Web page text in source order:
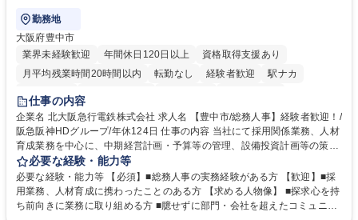
勤務地
大阪府豊中市
業界未経験歓迎
年間休日120日以上
資格取得支援あり
月平均残業時間20時間以内
転勤なし 経験者歓迎
駅ナカ
退職金あり
土日祝休み
服装自由 昼食補助あり 食事補助あり
仕事の内容
企業名 北大阪急行電鉄株式会社 求人名 【豊中市/総務人事】経験者歓迎！/
阪急阪神HDグループ/年休124日 仕事の内容 当社にて採用関係業務、人材
育成業務を中心に、中期経営計画・予算等の管理、設備投資計画等の策
定、さらに社内の重要会議の運営等、経営の根幹となる幅広い総務人事業
務全般を担当していただきます。 【主な業務内容】 ■採用関係業務および
人材育成(社員研修)業務の推進 ■中期経営計画および予算等の管理 ■設備
投資計画等の策定 ■社内の重要会議の運営 ■その他総務人事業務全般 【入
必要な経験・能力等
必要な経験・能力等 【必須】■総務人事の実務経験がある方 【歓迎】■採
用業務、人材育成に携わったことのある方 【求める人物像】 ■探求心を持
ち前向きに業務に取り組める方 ■臆せずに部門・会社を超えたコミュニケ